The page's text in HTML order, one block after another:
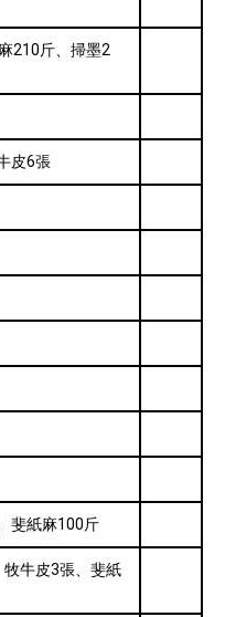
210斤、掃墨2
皮6張
斐紙麻100斤
牛皮3張、斐紙